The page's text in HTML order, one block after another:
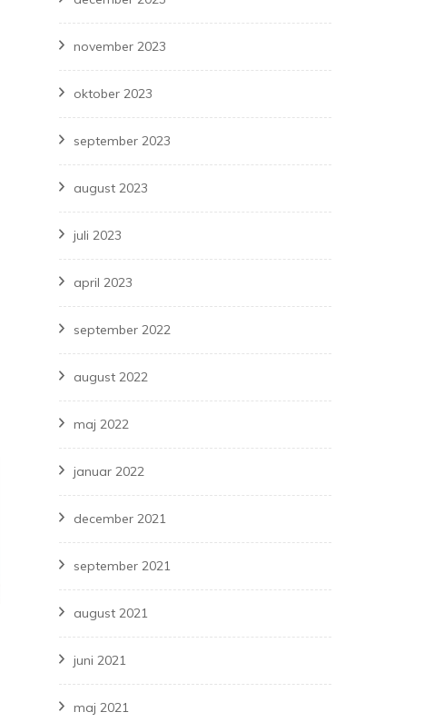
november 2023
oktober 2023
september 2023
august 2023
juli 2023
april 2023
september 2022
august 2022
maj 2022
januar 2022
december 2021
september 2021
august 2021
juni 2021
maj 2021